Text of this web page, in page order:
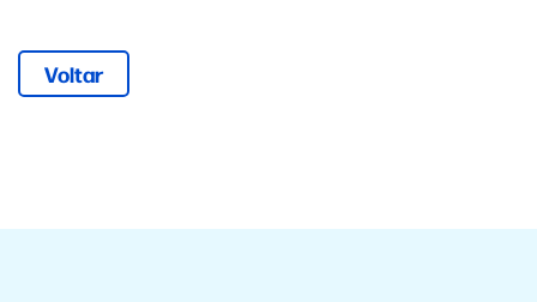
Voltar